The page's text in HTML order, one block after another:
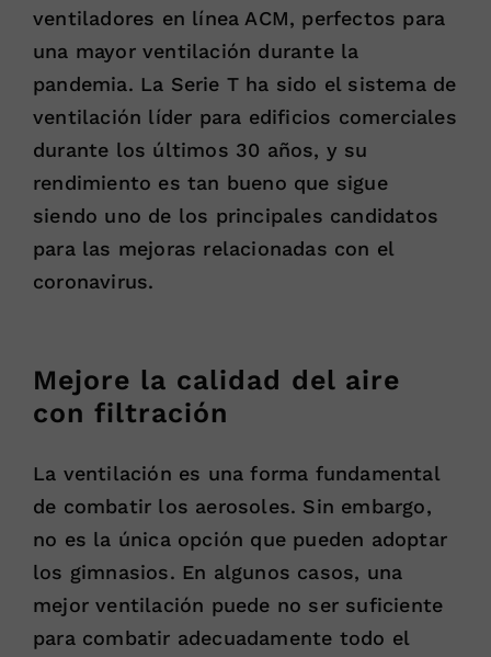
ventiladores en línea ACM, perfectos para
una mayor ventilación durante la
pandemia. La Serie T ha sido el sistema de
ventilación líder para edificios comerciales
durante los últimos 30 años, y su
rendimiento es tan bueno que sigue
siendo uno de los principales candidatos
para las mejoras relacionadas con el
coronavirus.
Mejore la calidad del aire
con filtración
La ventilación es una forma fundamental
de combatir los aerosoles. Sin embargo,
no es la única opción que pueden adoptar
los gimnasios. En algunos casos, una
mejor ventilación puede no ser suficiente
para combatir adecuadamente todo el